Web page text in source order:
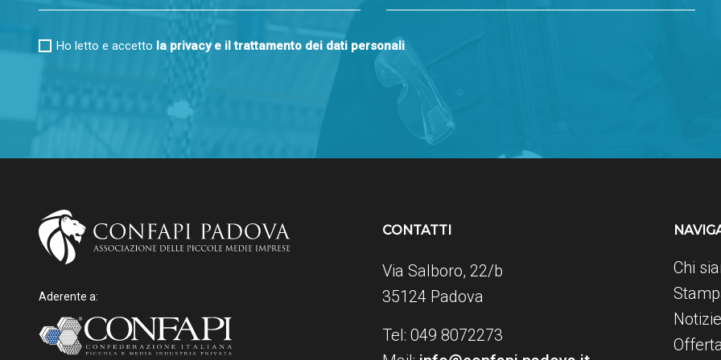
Ho letto e accetto la privacy e il trattamento dei dati personali
Aderente a:
CONTATTI
Via Salboro, 22/b
35124 Padova
Tel: 049 8072273
Chi